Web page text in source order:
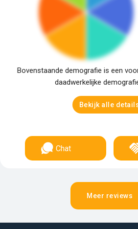
Bovenstaande demografie is een
daadwerkelijke
Bekijk alle
Chat
Meer reviews